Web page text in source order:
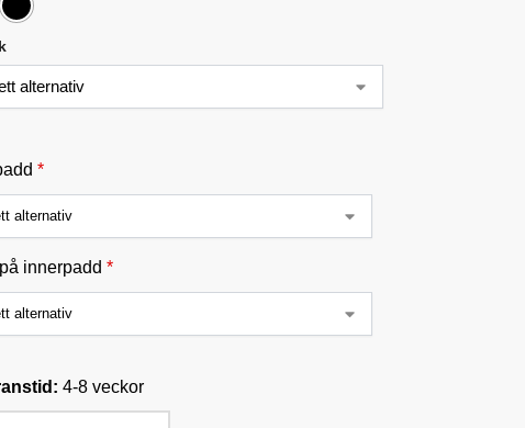
*
innerpadd *
4-8 veckor